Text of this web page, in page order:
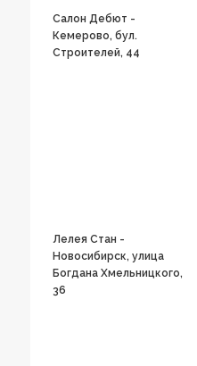
Салон Дебют -
Кемерово, бул.
Строителей, 44
Лелея Стан -
Новосибирск, улица
Богдана Хмельницкого,
36